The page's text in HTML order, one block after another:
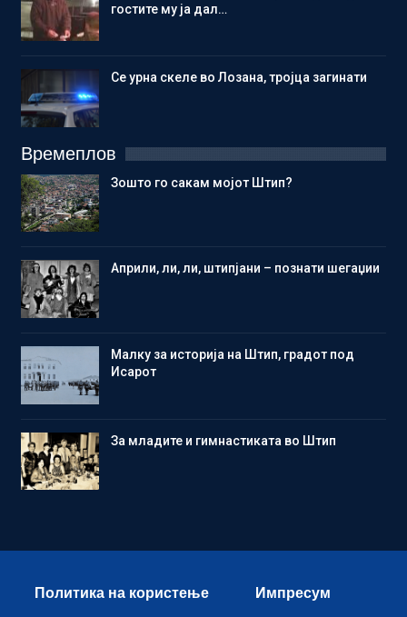
гостите му ја дал…
Се урна скеле во Лозана, тројца загинати
Времеплов
Зошто го сакам мојот Штип?
Aприли, ли, ли, штипјани – познати шегаџии
Малку за историја на Штип, градот под
Исарот
Зa младите и гимнастиката во Штип
Политика на користење Импресум